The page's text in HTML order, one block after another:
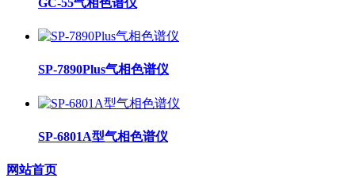
SP-7890Plus气相色谱仪
SP-6801A型气相色谱仪
网站首页